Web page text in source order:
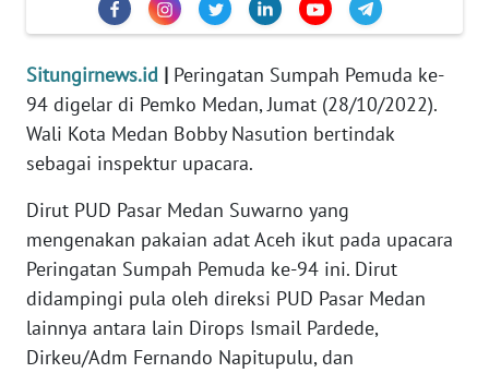
Situngirnews.id | Peringatan Sumpah Pemuda ke-
94 digelar di Pemko Medan, Jumat (28/10/2022).
Wali Kota Medan Bobby Nasution bertindak
sebagai inspektur upacara.
Dirut PUD Pasar Medan Suwarno yang
mengenakan pakaian adat Aceh ikut pada upacara
Peringatan Sumpah Pemuda ke-94 ini. Dirut
didampingi pula oleh direksi PUD Pasar Medan
lainnya antara lain Dirops Ismail Pardede,
Dirkeu/Adm Fernando Napitupulu, dan
KARIR
DISCLAIMER
Wahana
News
WN
SUMUT
WN
JAKARTA